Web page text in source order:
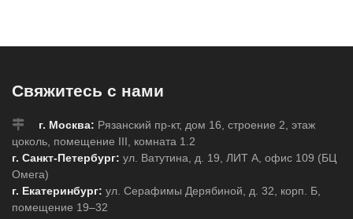
Свяжитесь с нами
г. Москва: Рязанский пр-кт, дом 16, строение 2, этаж
цоколь, помещение III, комната 1.2
г. Санкт-Петербург: ул. Ватутина, д. 19, ЛИТ А, офис 109 (БЦ
Омега)
г. Екатеринбург: ул. Серафимы Дерябиной, д. 32, корп. Б,
помещение 19–32